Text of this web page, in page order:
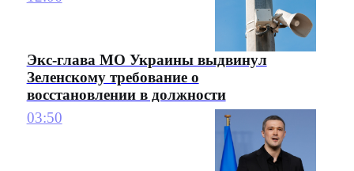
Экс-глава МО Украины выдвинул
Зеленскому требование о
восстановлении в должности
03:50